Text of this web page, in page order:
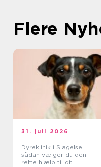
Flere
31. juli 2026
Dyreklinik i Slagelse:
sådan vælger du den
rette hjælp til dit